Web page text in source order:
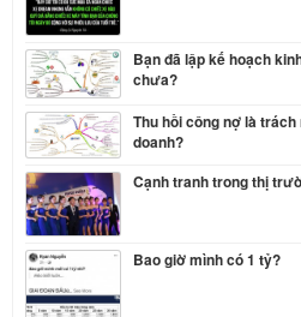
Bạn đã lập kế hoạch
chưa?
Thu hồi công nợ là
doanh?
Cạnh tranh trong thị
Bao giờ mình có 1 tỷ?